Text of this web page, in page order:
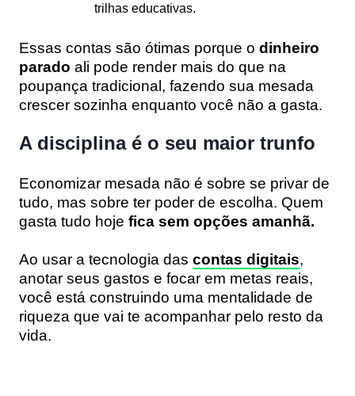
trilhas educativas.
Essas contas são ótimas porque o dinheiro
parado ali pode render mais do que na
poupança tradicional, fazendo sua mesada
crescer sozinha enquanto você não a gasta.
A disciplina é o seu maior trunfo
Economizar mesada não é sobre se privar de
tudo, mas sobre ter poder de escolha. Quem
gasta tudo hoje fica sem opções amanhã.
Ao usar a tecnologia das contas digitais,
anotar seus gastos e focar em metas reais,
você está construindo uma mentalidade de
riqueza que vai te acompanhar pelo resto da
vida.